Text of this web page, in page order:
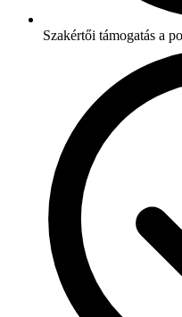
Szakértői támogatás a